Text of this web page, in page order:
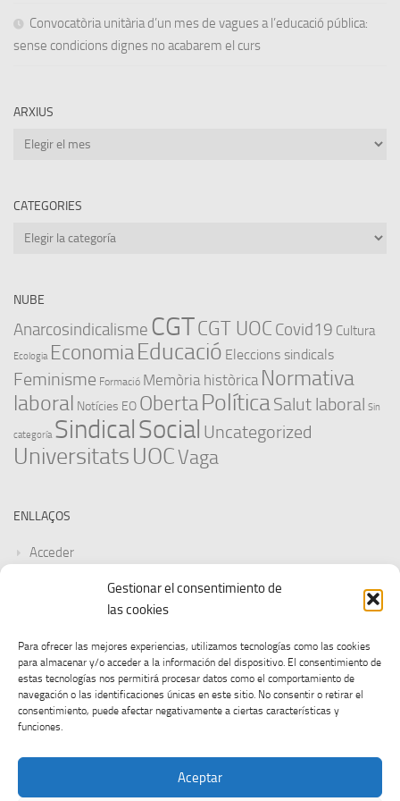
Gestionar el consentimiento de
las cookies
Para ofrecer las mejores experiencias, utilizamos tecnologías como las cookies
para almacenar y/o acceder a la información del dispositivo. El consentimiento de
estas tecnologías nos permitirá procesar datos como el comportamiento de
navegación o las identificaciones únicas en este sitio. No consentir o retirar el
consentimiento, puede afectar negativamente a ciertas características y
funciones.
Aceptar
Convocatòria unitària d’un mes de vagues a l’educació pública:
sense condicions dignes no acabarem el curs
ARXIUS
Arxius
CATEGORIES
Categories
NUBE
Anarcosindicalisme CGTCGT UOC Covid19 Cultura
Ecologia EconomiaEducació Eleccions sindicals
Feminisme Formació Memòria històrica Normativa
laboral Notícies EO ObertaPolíticaSalut laboral Sin
categoría SindicalSocial Uncategorized
UniversitatsUOCVaga
ENLLAÇOS
Acceder
Feed de entradas
WordPress.org